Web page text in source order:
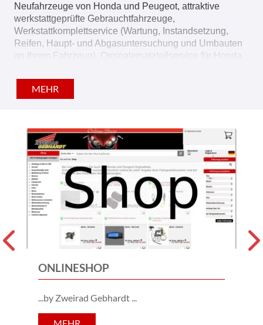
Neufahrzeuge von Honda und Peugeot, attraktive
werkstattgeprüfte Gebrauchtfahrzeuge,
Werkstattkomplettservice (Wartung, Instandsetzung,
Reifen, Haupt- und Abgasuntersuchung und Umbauten
an Ihrem Fahrzeug), Orginalersatzteilservice für Honda
Zubehör, Helme der Marken Shoei, X-Lite, Nolan und
Germot.
MEHR
ONLINESHOP
...by Zweirad Gebhardt